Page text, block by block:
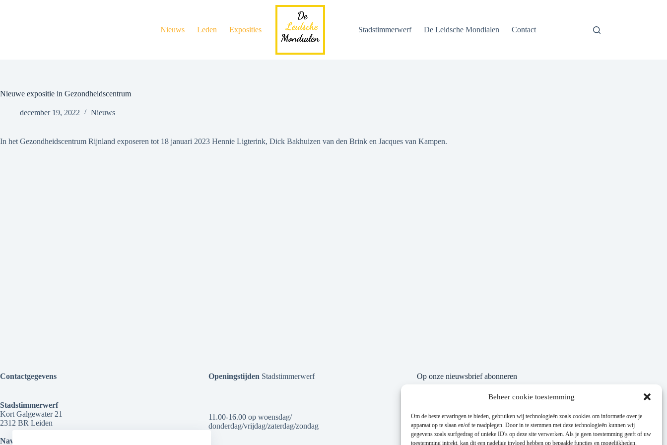
Beheer cookie toestemming
Om de beste ervaringen te bieden, gebruiken wij technologieën zoals cookies om informatie over je
apparaat op te slaan en/of te raadplegen. Door in te stemmen met deze technologieën kunnen wij
gegevens zoals surfgedrag of unieke ID's op deze site verwerken. Als je geen toestemming geeft of uw
toestemming intrekt, kan dit een nadelige invloed hebben op bepaalde functies en mogelijkheden.
Nieuws Leden Exposities Stadstimmerwerf De Leidsche Mondialen Contact
Nieuwe expositie in Gezondheidscentrum
december 19, 2022 Nieuws
In het Gezondheidscentrum Rijnland exposeren tot 18 januari 2023 Hennie Ligterink, Dick Bakhuizen van den Brink en Jacques van Kampen.
Contactgegevens
Stadstimmerwerf
Kort Galgewater 21
2312 BR Leiden
Navigeer naar de locatie:
Openingstijden Stadstimmerwerf
11.00-16.00 op woensdag/
donderdag/vrijdag/zaterdag/zondag
Op onze nieuwsbrief abonneren